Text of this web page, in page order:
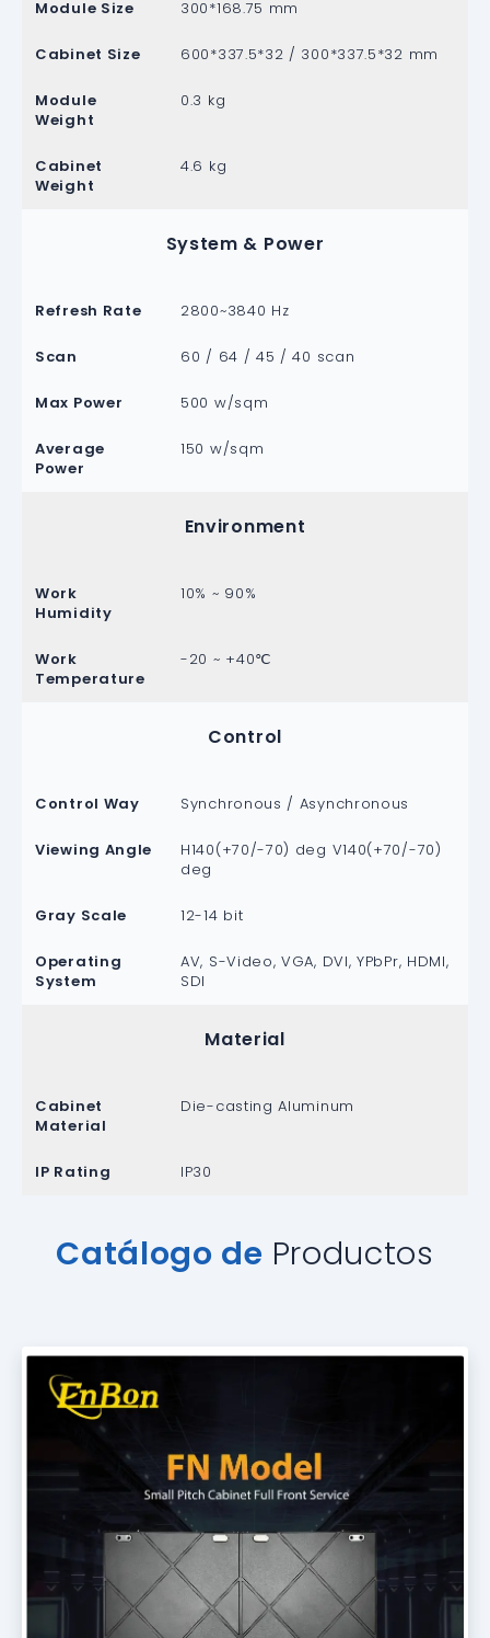
Module Size 300*168.75 mm
Cabinet Size 600*337.5*32 / 300*337.5*32 mm
Module
Weight
0.3 kg
Cabinet
Weight
4.6 kg
System & Power
Refresh Rate 2800~3840 Hz
Scan 60 / 64 / 45 / 40 scan
Max Power 500 w/sqm
Average
Power
150 w/sqm
Environment
Work
Humidity
10% ~ 90%
Work
Temperature
-20 ~ +40℃
Control
Control Way Synchronous / Asynchronous
Viewing Angle
H140(+70/-70) deg V140(+70/-70)
deg
Gray Scale 12-14 bit
Operating
System
AV, S-Video, VGA, DVI, YPbPr, HDMI,
SDI
Material
Cabinet
Material
Die-casting Aluminum
IP Rating IP30
Catálogo de Productos